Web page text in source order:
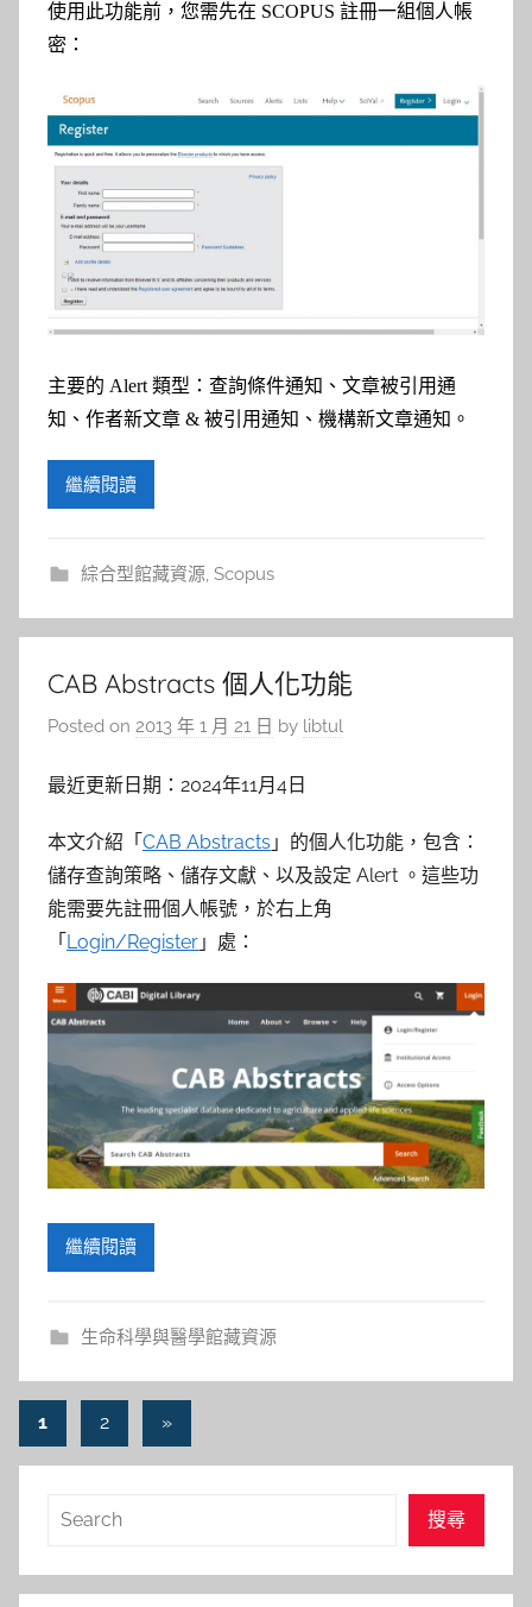
使用此功能前，您需先在 SCOPUS 註冊一組個人帳
密：
主要的 Alert 類型：查詢條件通知、文章被引用通
知、作者新文章 & 被引用通知、機構新文章通知。
繼續閱讀
綜合型館藏資源, Scopus
CAB Abstracts 個人化功能
Posted on 2013 年 1 月 21 日 by libtul
最近更新日期：2024年11月4日
本文介紹「 CAB Abstracts 」的個人化功能，包含：
儲存查詢策略、儲存文獻、以及設定 Alert 。這些功
能需要先註冊個人帳號，於右上角
「 Login/Register 」處：
繼續閱讀
生命科學與醫學館藏資源
文
章
1 2
Next
»
搜
搜尋